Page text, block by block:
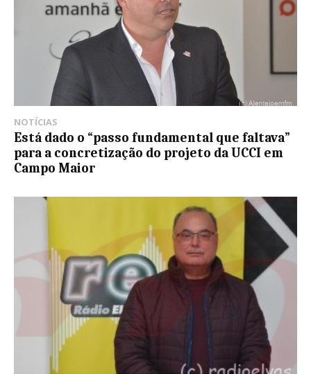
NOTÍCIAS
Está dado o “passo fundamental que faltava”
para a concretização do projeto da UCCI em
Campo Maior